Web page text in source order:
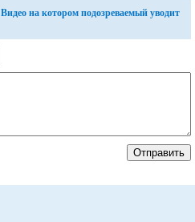
Видео на котором подозреваемый уводит